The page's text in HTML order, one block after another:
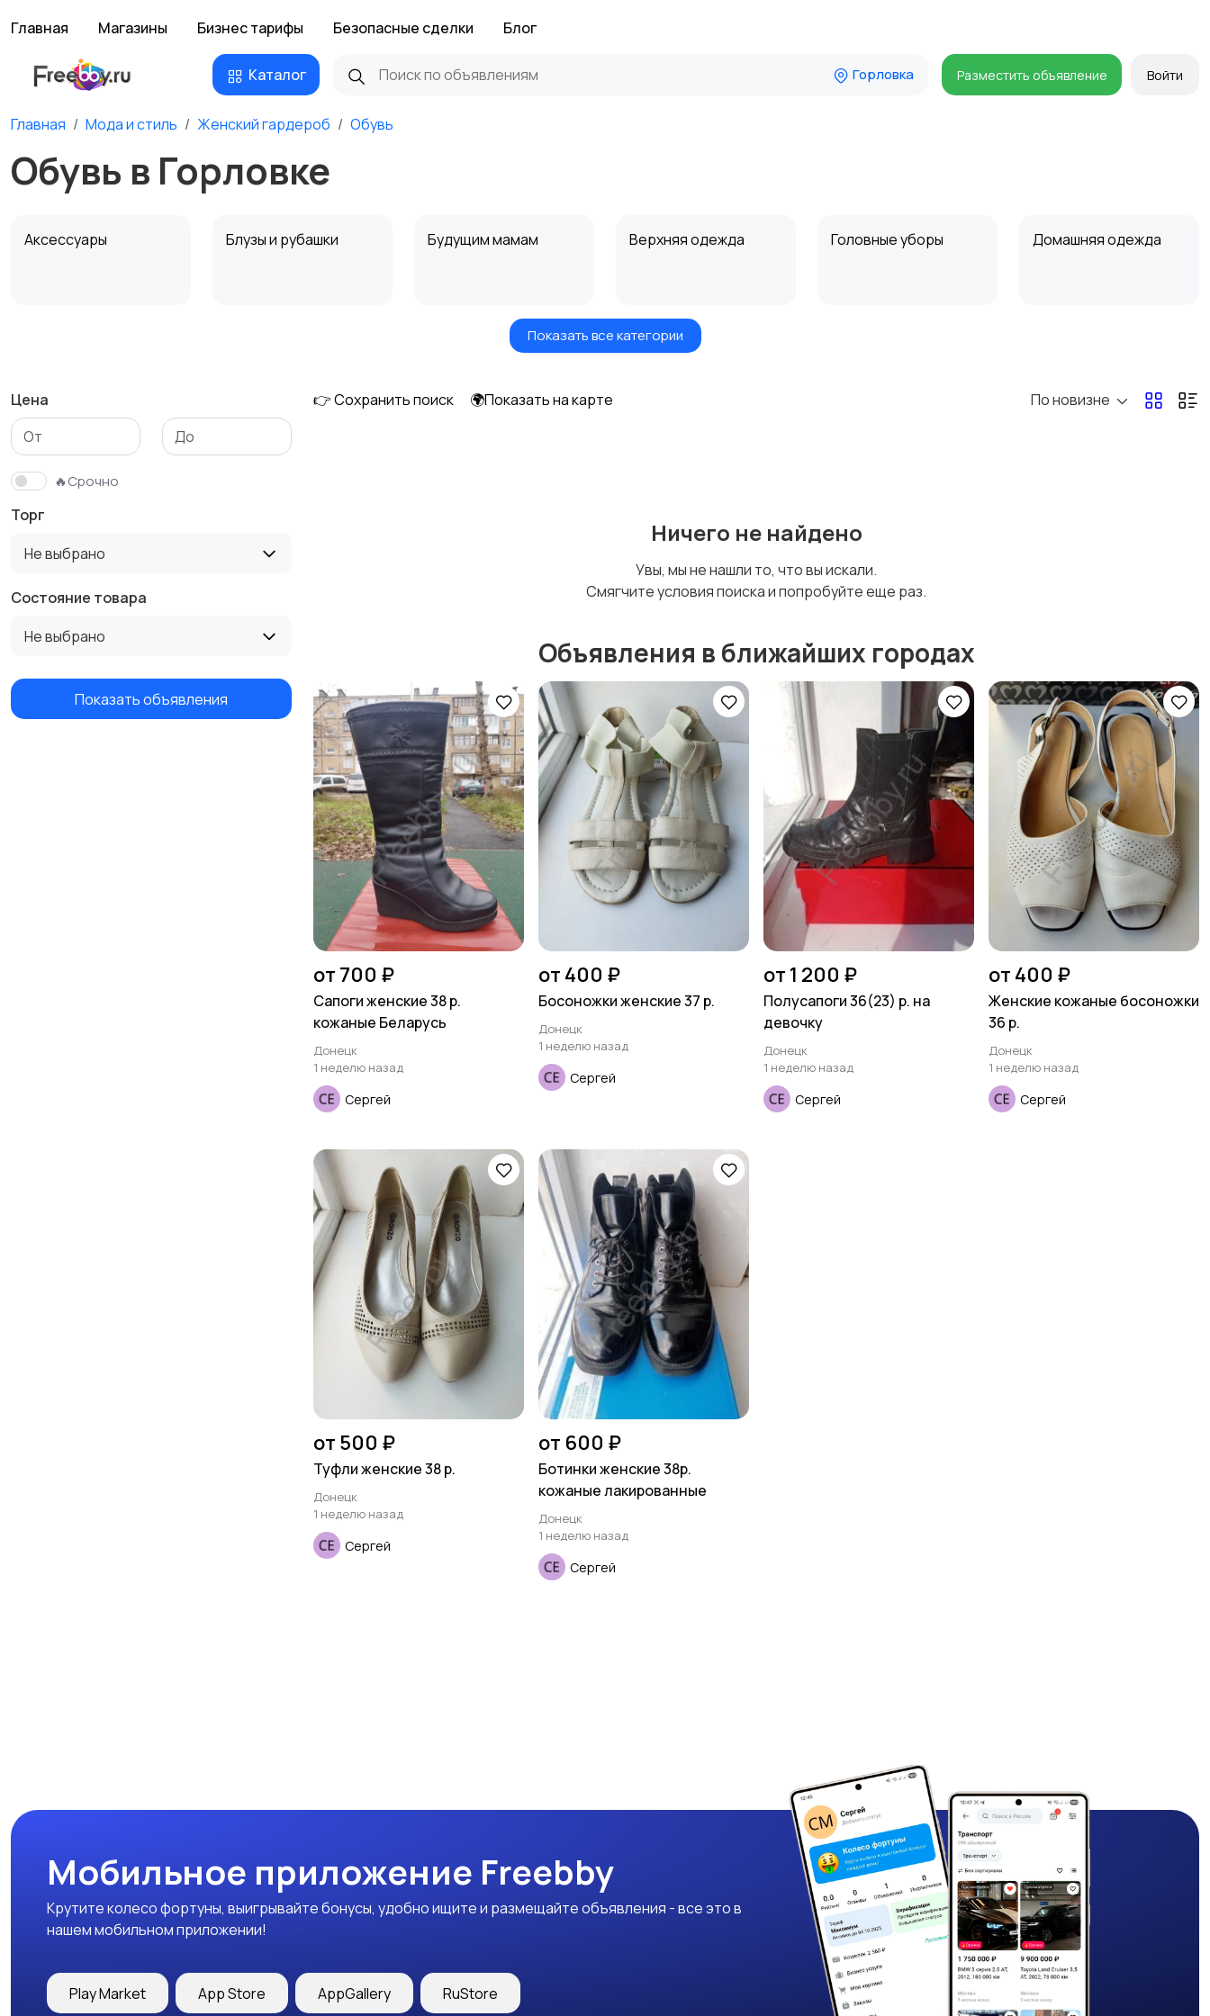
Главная Магазины Бизнес тарифы Безопасные сделки Блог
Каталог Горловка Разместить объявление Войти
Главная Мода и стиль Женский гардероб Обувь
Обувь в Горловке
Аксессуары Блузы и рубашки Будущим мамам Верхняя одежда Головные уборы Домашняя одежда
Нижнее белье Обувь
Трикотаж Спортивная одежда
Показать все категории
Цена
🔥Срочно
Торг
Не выбрано
Состояние товара
Не выбрано
Показать объявления
👉 Сохранить поиск 🌍Показать на карте По новизне
Ничего не найдено
Увы, мы не нашли то, что вы искали.
Смягчите условия поиска и попробуйте еще раз.
Объявления в ближайших городах
от 700 ₽
Сапоги женские 38 р.
кожаные Беларусь
Донецк
1 неделю назад
Сергей
от 400 ₽
Босоножки женские 37 р.
Донецк
1 неделю назад
Сергей
от 1 200 ₽
Полусапоги 36(23) р. на
девочку
Донецк
1 неделю назад
Сергей
от 400 ₽
Женские кожаные босоножки
36 р.
Донецк
1 неделю назад
Сергей
от 500 ₽
Туфли женские 38 р.
Донецк
1 неделю назад
Сергей
от 600 ₽
Ботинки женские 38р.
кожаные лакированные
Донецк
1 неделю назад
Сергей
Мобильное приложение Freebby
Крутите колесо фортуны, выигрывайте бонусы, удобно ищите и размещайте объявления - все это в
нашем мобильном приложении!
Play Market App Store AppGallery RuStore